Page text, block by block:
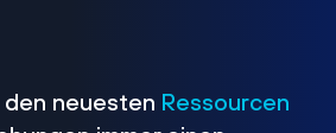
den neuesten Ressourcen